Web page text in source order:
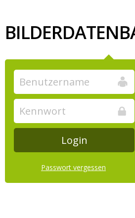
Passwort vergessen